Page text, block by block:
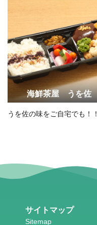
海鮮茶屋 うを佐
うを佐の味をご自宅でも！！
サイトマップ